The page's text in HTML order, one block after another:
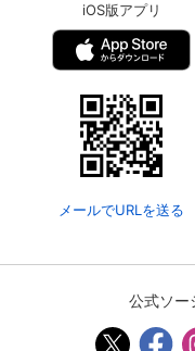
iOS版アプリ
メールでURLを送る
公式ソー